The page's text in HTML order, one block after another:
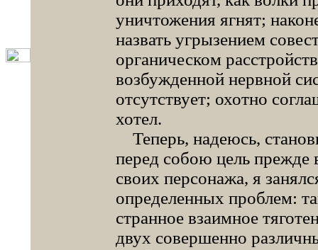
уничтожения ягнят;
назвать угрызением
органическом
возбужденной нервной
отсутствует; охотно
хотел.
Теперь, надеюсь,
перед собою цель прежде
своих персонажа, я
определенных проблем:
странное взаимное
двух совершенно